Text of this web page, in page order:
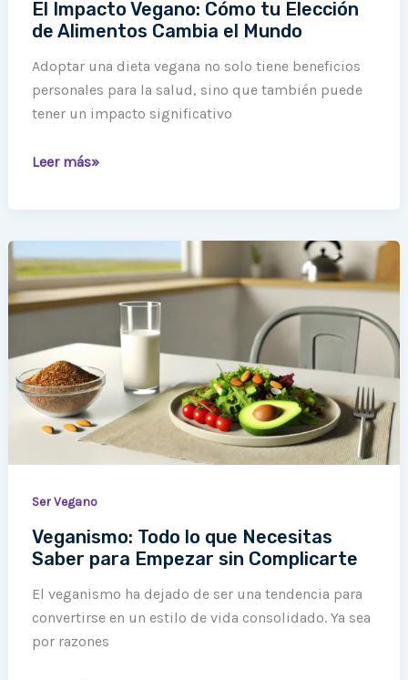
El Impacto Vegano: Cómo tu Elección
de Alimentos Cambia el Mundo
Adoptar una dieta vegana no solo tiene beneficios
personales para la salud, sino que también puede
tener un impacto significativo
Leer más»
Ser Vegano
Veganismo: Todo lo que Necesitas
Saber para Empezar sin Complicarte
El veganismo ha dejado de ser una tendencia para
convertirse en un estilo de vida consolidado. Ya sea
por razones
Todo
lo
Necesitas
Saber
para
Empezar
Complicarte